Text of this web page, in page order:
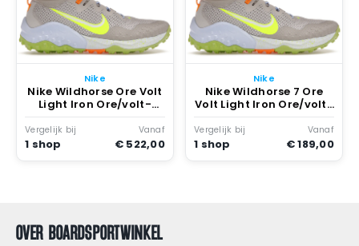
Nike
Nike Wildhorse Ore Volt
Light Iron Ore/volt-
cobblestone-kumquat
Vergelijk bij
1 shop
Vanaf
€ 522,00
Nike
Nike Wildhorse 7 Ore
Volt Light Iron Ore/volt-
cobblestone-kumquat
Vergelijk bij
1 shop
Vanaf
€ 189,00
OVER BOARDSPORTWINKEL